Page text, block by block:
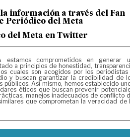
información a través del Fan
Periódico del Meta
del Meta en Twitter
estamos comprometidos en generar
a principios de honestidad,
cuales son acogidos por los periodistas
y buscan garantizar la credibilidad de
públicos. Así mismo, hemos establecido
éticos que buscan prevenir
manejos inadecuados de conflicto
que comprometan la veracidad de